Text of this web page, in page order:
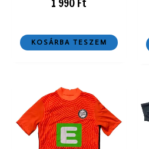
KOSÁRBA TESZEM